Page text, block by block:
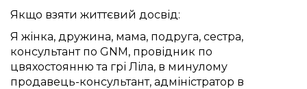
Якщо взяти життєвий досвід:
Я жінка, дружина, мама, подруга, сестра,
консультант по GNM, провідник по
цвяхостоянню та грі Ліла, в минулому
продавець-консультант, адміністратор в